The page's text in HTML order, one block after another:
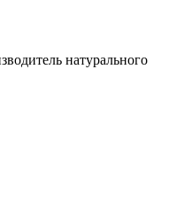
натурального